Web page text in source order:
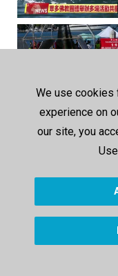
We use cookies
experience on
our site, you